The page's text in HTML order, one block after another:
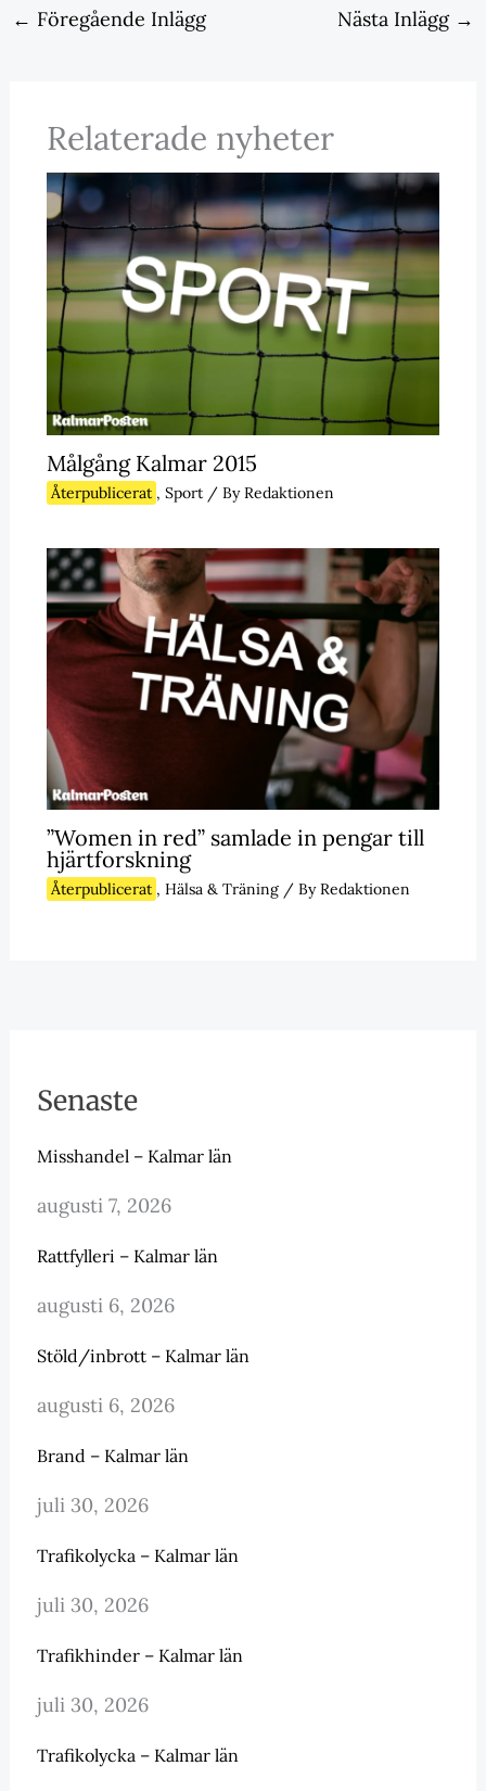
← Föregående Inlägg Nästa Inlägg →
Relaterade nyheter
Målgång Kalmar 2015
Återpublicerat , Sport/ ByRedaktionen
”Women in red” samlade in pengar till
hjärtforskning
Återpublicerat , Hälsa & Träning/ ByRedaktionen
Senaste
Misshandel – Kalmar län
augusti 7, 2026
Rattfylleri – Kalmar län
augusti 6, 2026
Stöld/inbrott – Kalmar län
augusti 6, 2026
Brand – Kalmar län
juli 30, 2026
Trafikolycka – Kalmar län
juli 30, 2026
Trafikhinder – Kalmar län
juli 30, 2026
Trafikolycka – Kalmar län